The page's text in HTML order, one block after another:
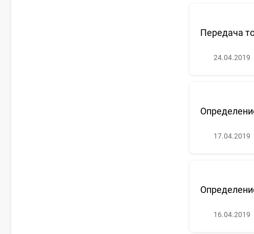
Передача
24.04.2019
17.04.2019
16.04.2019